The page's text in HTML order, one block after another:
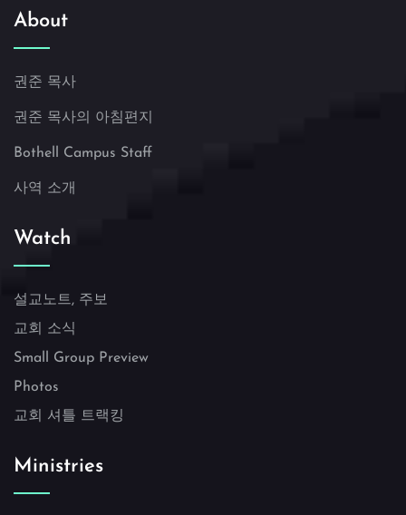
About
권준 목사
권준 목사의 아침편지
Bothell Campus Staff
사역 소개
Watch
설교노트, 주보
교회 소식
Small Group Preview
Photos
교회 셔틀 트랙킹
Ministries